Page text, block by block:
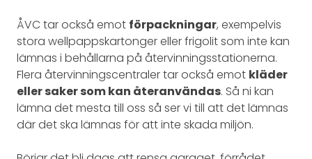
ÅVC tar också emot förpackningar, exempelvis
stora wellpappskartonger eller frigolit som inte kan
lämnas i behållarna på återvinningsstationerna.
Flera återvinningscentraler tar också emot kläder
eller saker som kan återanvändas. Så ni kan
lämna det mesta till oss så ser vi till att det lämnas
där det ska lämnas för att inte skada miljön.